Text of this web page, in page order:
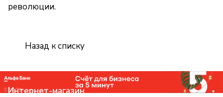
революции.
Назад к списку
Интернет-магазин